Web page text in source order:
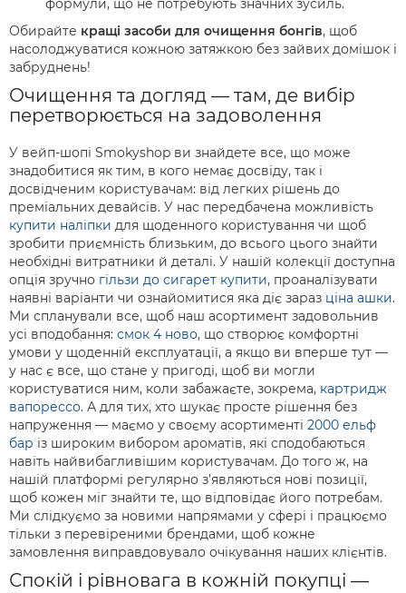
формули, що не потребують значних зусиль.
Обирайте кращі засоби для очищення бонгів, щоб
насолоджуватися кожною затяжкою без зайвих домішок і
забруднень!
Очищення та догляд — там, де вибір
перетворюється на задоволення
У вейп-шопі Smokyshop ви знайдете все, що може
знадобитися як тим, в кого немає досвіду, так і
досвідченим користувачам: від легких рішень до
преміальних девайсів. У нас передбачена можливість
купити наліпки для щоденного користування чи щоб
зробити приємність близьким, до всього цього знайти
необхідні витратники й деталі. У нашій колекції доступна
опція зручно гільзи до сигарет купити, проаналізувати
наявні варіанти чи ознайомитися яка діє зараз ціна ашки.
Ми спланували все, щоб наш асортимент задовольнив
усі вподобання: смок 4 ново, що створює комфортні
умови у щоденній експлуатації, а якщо ви вперше тут —
у нас є все, що стане у пригоді, щоб ви могли
користуватися ним, коли забажаєте, зокрема, картридж
вапорессо. А для тих, хто шукає просте рішення без
напруження — маємо у своєму асортименті 2000 ельф
бар із широким вибором ароматів, які сподобаються
навіть найвибагливішим користувачам. До того ж, на
нашій платформі регулярно з’являються нові позиції,
щоб кожен міг знайти те, що відповідає його потребам.
Ми слідкуємо за новими напрямами у сфері і працюємо
тільки з перевіреними брендами, щоб кожне
замовлення виправдовувало очікування наших клієнтів.
Спокій і рівновага в кожній покупці —